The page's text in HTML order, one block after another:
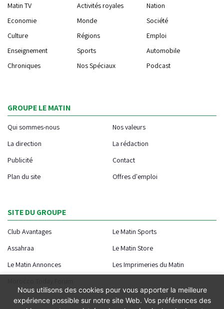
Matin TV Activités royales
Nation
Economie
Monde
Société
Culture
Régions
Emploi
Enseignement
Sports
Automobile
Chroniques
Nos Spéciaux Podcast
GROUPE LE MATIN
Qui sommes-nous
Nos valeurs
La direction
La rédaction
Publicité
Contact
Plan du site
Offres d'emploi
SITE DU GROUPE
Club Avantages
Le Matin Sports
Assahraa
Le Matin Store
Le Matin Annonces
Les Imprimeries du Matin
Nous utilisons des cookies pour vous apporter la meilleure
expérience possible sur notre site Web. Vos préférences des